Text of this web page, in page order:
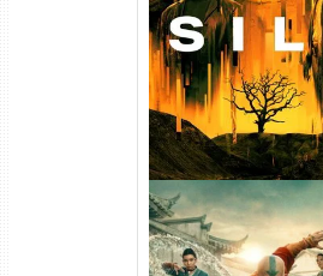
720p/1080p/4K